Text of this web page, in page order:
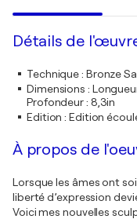
Détails de
Technique: Bronze
Dimensions :
Profondeur : 8,3in
Edition :Edition
À propos de
Lorsque les âmes ont
liberté d’expression
Voici mes nouvelles